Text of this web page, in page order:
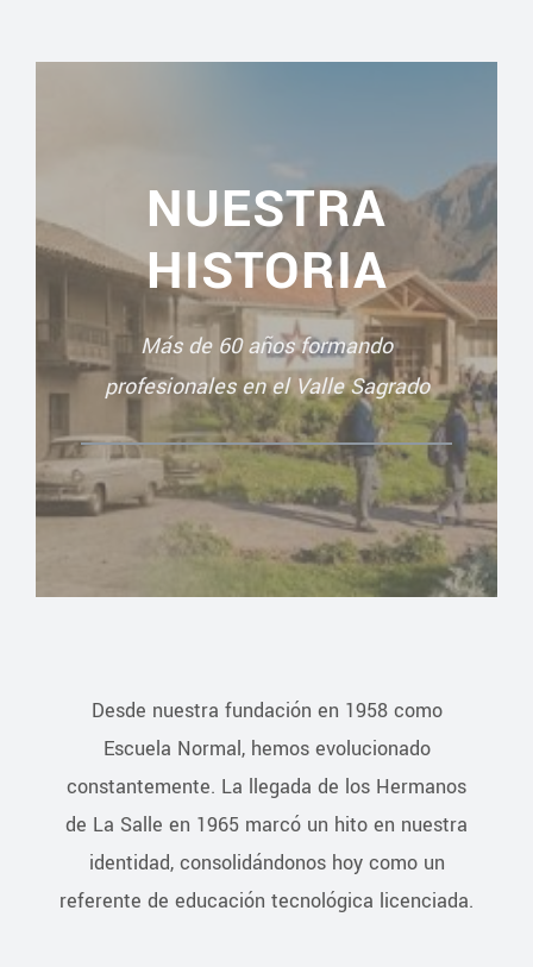
NUESTRA
HISTORIA
Más de 60 años formando
profesionales en el Valle Sagrado
Desde nuestra fundación en 1958 como
Escuela Normal, hemos evolucionado
constantemente. La llegada de los Hermanos
de La Salle en 1965 marcó un hito en nuestra
identidad, consolidándonos hoy como un
referente de educación tecnológica licenciada.